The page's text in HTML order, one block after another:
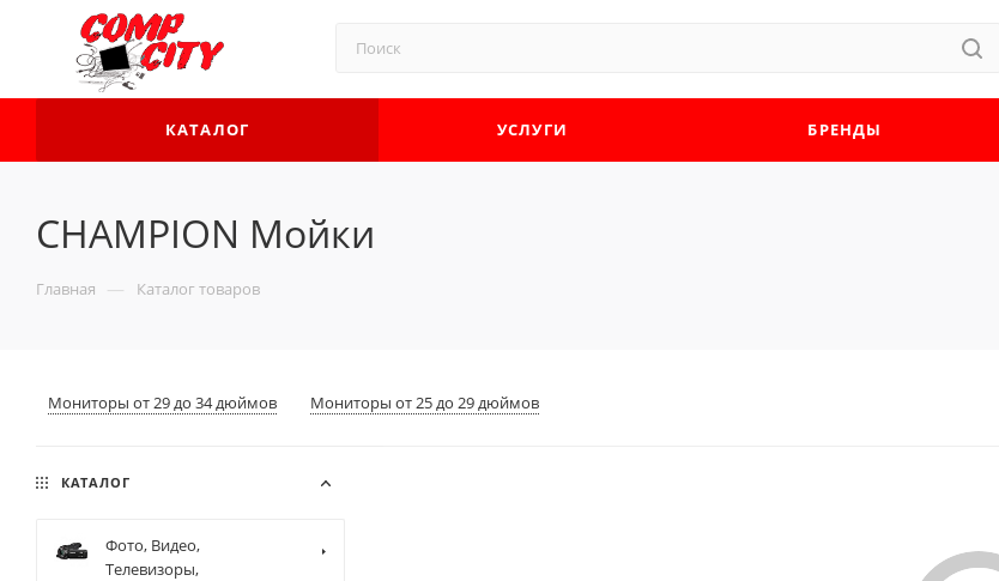
КАТАЛОГ УСЛУГИ БРЕНДЫ
CHAMPION Мойки
Главная — Каталог товаров
Мониторы от 29 до 34 дюймов Мониторы от 25 до 29 дюймов
КАТАЛОГ
Фото, Видео,
Телевизоры,